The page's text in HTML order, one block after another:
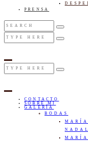
PRENSA
CONTACTO
SOBRE MI
GALERÍA
BODAS